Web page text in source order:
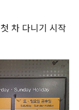
차 다니기 시작